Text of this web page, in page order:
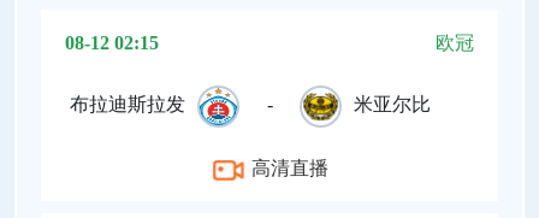
08-12 02:15 欧冠
布拉迪斯拉发 - 米亚尔比
高清直播